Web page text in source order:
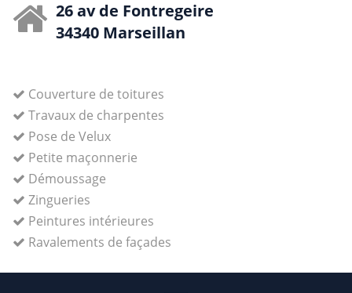
26 av de Fontregeire
34340 Marseillan
Couverture de toitures
Travaux de charpentes
Pose de Velux
Petite maçonnerie
Démoussage
Zingueries
Peintures intérieures
Ravalements de façades